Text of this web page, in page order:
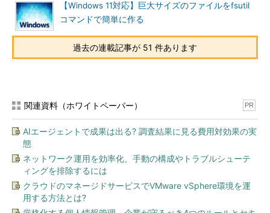
定
net
localgroup
ローカル・グループ・アカウントに関する情報の表示／設定
computer
コンピュータ・アカウントのドメインへの登録／解除
net stop
サービスの停止
net pause
サービスの一時停止
net
continue
コンピュータ名／メッセージ関連
net name
NetBIOS名の表示／追加。新しく追加された名前はnet sendコ
マンドの宛先として利用できる
【Windows 11対応】巨大サイズのファイルをfsutil
コマンドで簡単に作る
過去の連載記事が 51 件あります
関連資料（ホワイトペーパー） PR
AIエージェントで成果は出る? 調査結果に見る費用対効果の実
態
ネットワーク運用を効率化、手動の構成やトラブルシューテ
ィングを排除するには
クラウドのマネージドサービスでVMware vSphere環境を運
用する方法とは?